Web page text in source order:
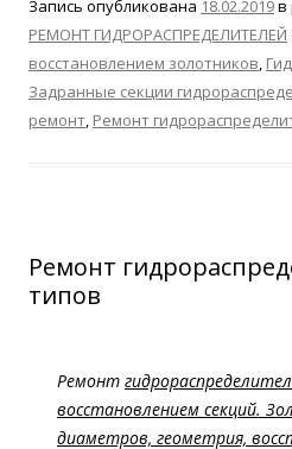
Запись опубликована 18.02.2019в
РЕМОНТ ГИДРОРАСПРЕДЕЛИТЕЛЕЙ
восстановлением золотников
Задранные секции
ремонт Ремонт
Ремонт
типов
Ремонт
восстановлением секций.
диаметров, геометрия,